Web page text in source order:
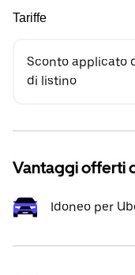
Tariffe
Sconto applicato
di listino
Vantaggi offerti
Idoneo per